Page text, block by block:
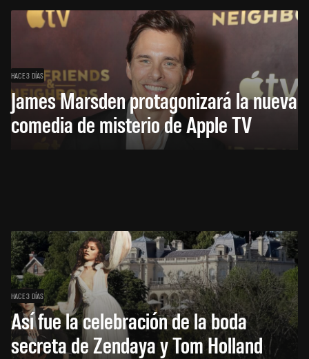
HACE 3 DÍAS
James Marsden protagonizará la nueva
comedia de misterio de Apple TV
HACE 3 DÍAS
Así fue la celebración de la boda
secreta de Zendaya y Tom Holland